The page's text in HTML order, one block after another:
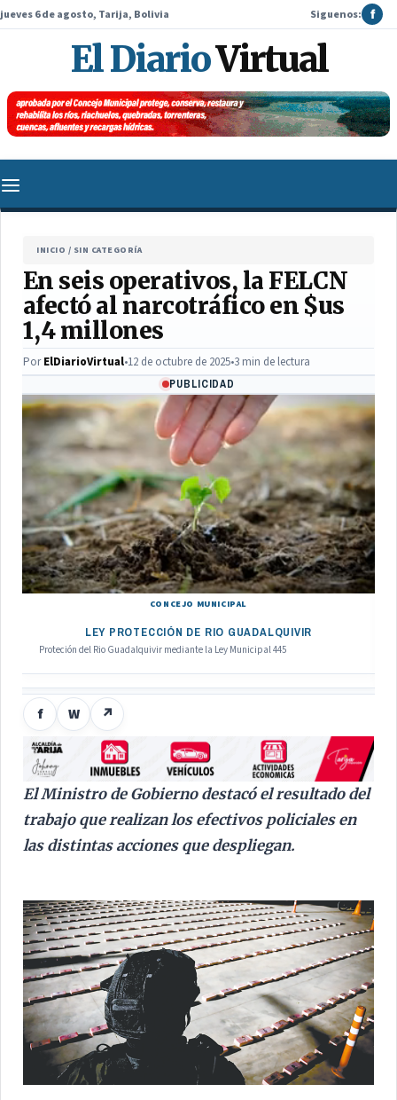
jueves 6 de agosto, Tarija, Bolivia Siguenos: f
El DiarioVirtual
INICIO / SIN CATEGORÍA
En seis operativos, la FELCN
afectó al narcotráfico en $us
1,4 millones
PorElDiarioVirtual•12 de octubre de 2025•3 min de lectura
PUBLICIDAD
CONCEJO MUNICIPAL
LEY PROTECCIÓN DE RIO GUADALQUIVIR
Proteción del Rio Guadalquivir mediante la Ley Municipal 445
f W ↗
El Ministro de Gobierno destacó el resultado del
trabajo que realizan los efectivos policiales en
las distintas acciones que despliegan.